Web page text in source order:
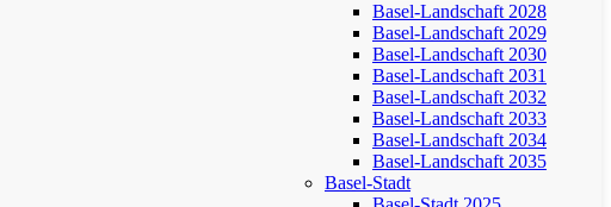
Basel-Landschaft 2028
Basel-Landschaft 2029
Basel-Landschaft 2030
Basel-Landschaft 2031
Basel-Landschaft 2032
Basel-Landschaft 2033
Basel-Landschaft 2034
Basel-Landschaft 2035
Basel-Stadt